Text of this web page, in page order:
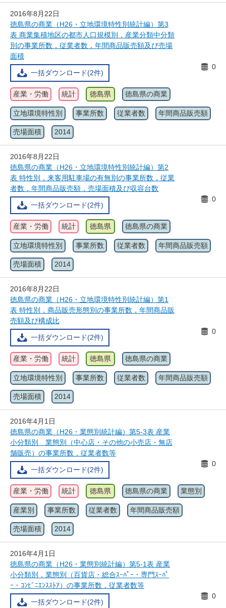
2016年8月22日
徳島県の商業（H26・立地環境特性別統計編）第3
表 商業集積地区の都市人口規模別，産業分類中分類
別の事業所数，従業者数，年間商品販売額及び売場
面積
一括ダウンロード(2件)
0
産業・労働 統計 徳島県 徳島県の商業
立地環境特性別 事業所数 従業者数 年間商品販売額
売場面積 2014
2016年8月22日
徳島県の商業（H26・立地環境特性別統計編）第2
表 特性別，来客用駐車場の有無別の事業所数，従業
者数，年間商品販売額，売場面積及び収容台数
一括ダウンロード(2件)
0
産業・労働 統計 徳島県 徳島県の商業
立地環境特性別 事業所数 従業者数 年間商品販売額
売場面積 2014
2016年8月22日
徳島県の商業（H26・立地環境特性別統計編）第1
表 特性別，商品販売形態別の事業所数，年間商品販
売額及び構成比
一括ダウンロード(2件)
0
産業・労働 統計 徳島県 徳島県の商業
立地環境特性別 事業所数 従業者数 年間商品販売額
売場面積 2014
2016年4月1日
徳島県の商業（H26・業態別統計編）第5-3表 産業
小分類別 業態別（中心店・その他の小売店・無店
舗販売）の事業所数，従業者数等
一括ダウンロード(2件)
0
産業・労働 統計 徳島県 徳島県の商業 業態別
産業別 事業所数 従業者数 年間商品販売額
売場面積 2014
2016年4月1日
徳島県の商業（H26・業態別統計編）第5-1表 産業
小分類別，業態別（百貨店・総合ｽｰﾊﾟｰ・専門ｽｰﾊﾟ
ｰ・ｺﾝﾋﾞﾆｴﾝｽｽﾄｱ）の事業所数，従業者数等
一括ダウンロード(2件)
0